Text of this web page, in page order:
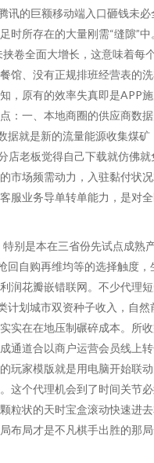
讯的巨额移动端入口砸钱未必
时所存在的大量刚需“缝隙”中
卷全面大增长，这意味着每
馆、没有正规排班经营表的
，原有的效率失真即是APP
：一、本地商圈的供应商数
就是新的流量能源收集煤矿
店老板觉得自己下载就仿佛就
市场频需动力，入驻黏付状
服业务导单转单能力，是对
别是本在三省份先试点成熟
自购再维均等的选择触度，
润花瓣嵌错联网。不少代理
计划城市双资种子收入，自然
实在在地压制碾碎成本。所
通道合以商户运营会员线上
玩家模版就是用电脑开始联
这个代理机会到了时间关节
粒状的天时宝盒滚动快速进
布局才是不凡棋手出胜的那